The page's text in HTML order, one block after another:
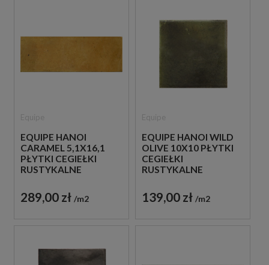
EQUIPE HANOI
CARAMEL 5,1X16,1
PŁYTKI CEGIEŁKI
RUSTYKALNE
289,00 zł m2
EQUIPE HANOI WILD
OLIVE 10X10 PŁYTKI
CEGIEŁKI
RUSTYKALNE
139,00 zł m2